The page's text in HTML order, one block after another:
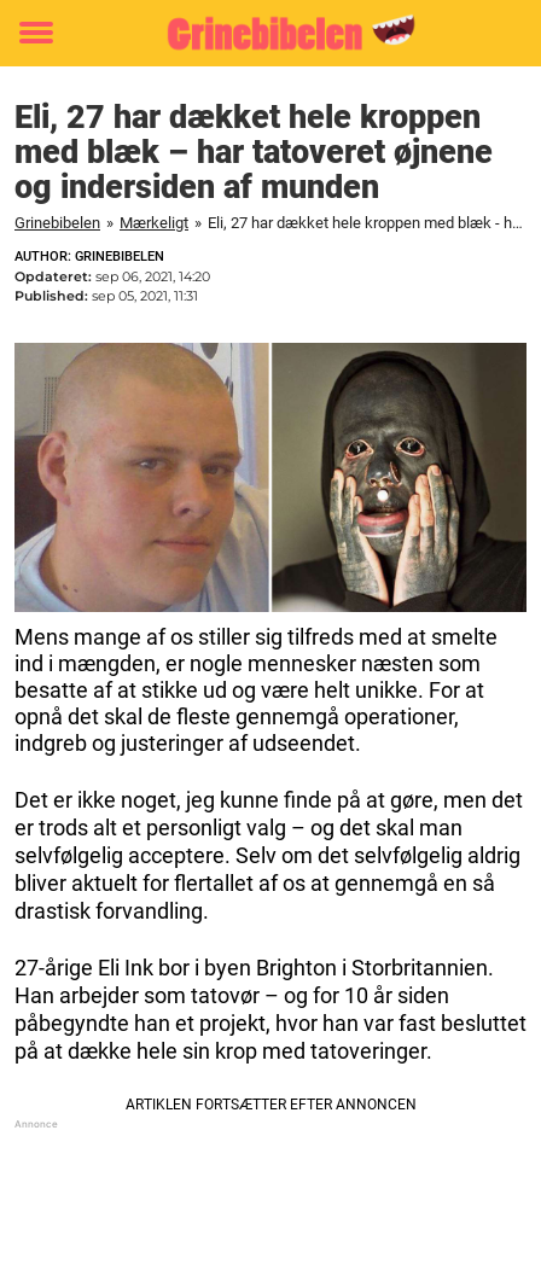
Toggle
Eli, 27 har dækket hele kroppen
med blæk – har tatoveret øjnene
og indersiden af munden
Grinebibelen » Mærkeligt » Eli, 27 har dækket hele kroppen med blæk - har tatoveret øjnene og indersiden af munden
AUTHOR: GRINEBIBELEN
Opdateret: sep 06, 2021, 14:20
Published: sep 05, 2021, 11:31
Mens mange af os stiller sig tilfreds med at smelte
ind i mængden, er nogle mennesker næsten som
besatte af at stikke ud og være helt unikke. For at
opnå det skal de fleste gennemgå operationer,
indgreb og justeringer af udseendet.
Det er ikke noget, jeg kunne finde på at gøre, men det
er trods alt et personligt valg – og det skal man
selvfølgelig acceptere. Selv om det selvfølgelig aldrig
bliver aktuelt for flertallet af os at gennemgå en så
drastisk forvandling.
27-årige Eli Ink bor i byen Brighton i Storbritannien.
Han arbejder som tatovør – og for 10 år siden
påbegyndte han et projekt, hvor han var fast besluttet
på at dække hele sin krop med tatoveringer.